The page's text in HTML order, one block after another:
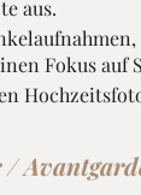
aus.
Fokus auf